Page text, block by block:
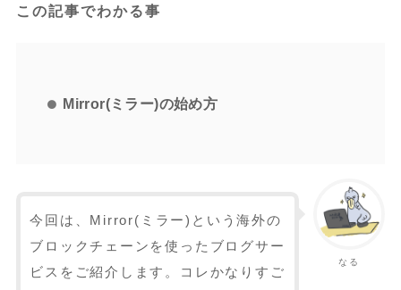
この記事でわかる事
Mirror(ミラー)の始め方
なる
今回は、Mirror(ミラー)という海外の
ブロックチェーンを使ったブログサー
ビスをご紹介します。コレかなりすご